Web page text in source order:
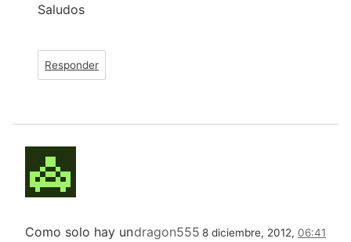
Saludos
Responder
dragon555 8 diciembre, 2012, 06:41
Como solo hay un